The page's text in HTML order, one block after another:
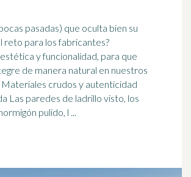
pasadas) que oculta bien su
reto para los fabricantes?
y funcionalidad, para que
de manera natural en nuestros
crudos y autenticidad
Las paredes de ladrillo visto, los
pulido, l ...